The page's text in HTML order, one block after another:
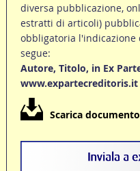
diversa pubblicazione,
estratti di articoli)
obbligatoria l'indicazione
segue:
Autore, Titolo, in Ex
www.expartecreditoris.it
Scarica documento